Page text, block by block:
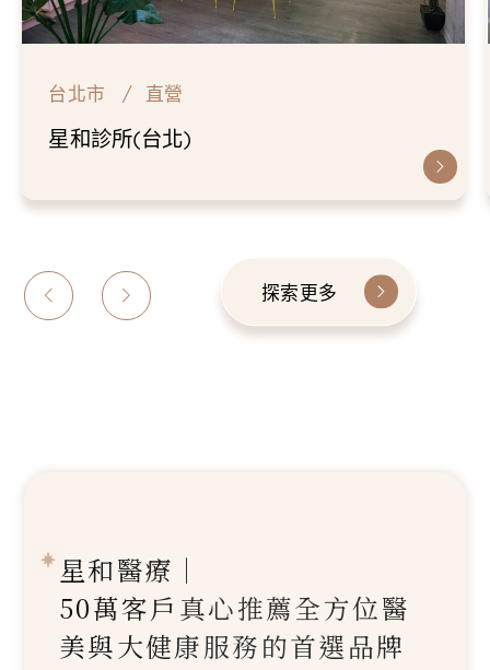
台北市 直營
星和診所(台北)
探索更多
星和醫療｜
50萬客戶真心推薦全方位醫
美與大健康服務的首選品牌